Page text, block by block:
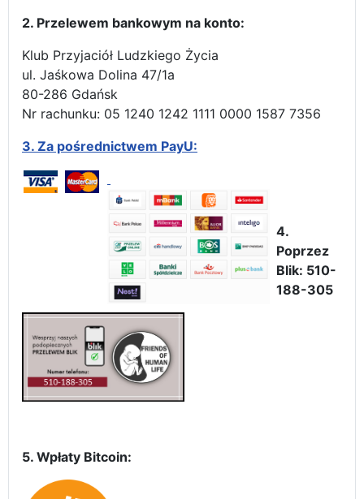
2. Przelewem bankowym na konto:
Klub Przyjaciół Ludzkiego Życia
ul. Jaśkowa Dolina 47/1a
80-286 Gdańsk
Nr rachunku: 05 1240 1242 1111 0000 1587 7356
3. Za pośrednictwem PayU:
4.
Poprzez
Blik: 510-
188-305
5. Wpłaty Bitcoin: